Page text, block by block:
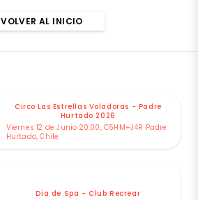
VOLVER AL INICIO
Circo Las Estrellas Voladoras - Padre
Hurtado 2026
Viernes 12 de Junio 20:00, C5HM+J4R Padre
Hurtado, Chile
Dia de Spa - Club Recrear